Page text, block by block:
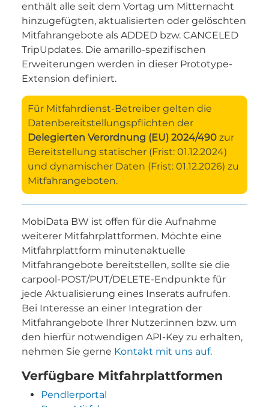
enthält alle seit dem Vortag um Mitternacht
hinzugefügten, aktualisierten oder gelöschten
Mitfahrangebote als ADDED bzw. CANCELED
TripUpdates. Die amarillo-spezifischen
Erweiterungen werden in dieser Prototype-
Extension definiert.
Für Mitfahrdienst-Betreiber gelten die
Datenbereitstellungspflichten der
Delegierten Verordnung (EU) 2024/490 zur
Bereitstellung statischer (Frist: 01.12.2024)
und dynamischer Daten (Frist: 01.12.2026) zu
Mitfahrangeboten.
MobiData BW ist offen für die Aufnahme
weiterer Mitfahrplattformen. Möchte eine
Mitfahrplattform minutenaktuelle
Mitfahrangebote bereitstellen, sollte sie die
carpool-POST/PUT/DELETE-Endpunkte für
jede Aktualisierung eines Inserats aufrufen.
Bei Interesse an einer Integration der
Mitfahrangebote Ihrer Nutzer:innen bzw. um
den hierfür notwendigen API-Key zu erhalten,
nehmen Sie gerne Kontakt mit uns auf.
Verfügbare Mitfahrplattformen
Pendlerportal